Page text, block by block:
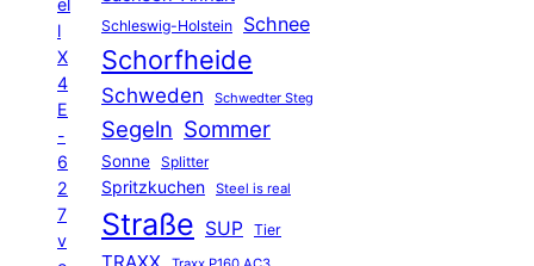
el
l
X
4
E
-
6
2
7
v
Schleswig-Holstein Schnee
Schorfheide
Schweden Schwedter Steg
Segeln Sommer
Sonne Splitter
Spritzkuchen Steel is real
Straße SUP Tier